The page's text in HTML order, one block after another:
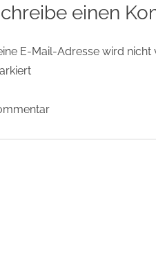
einen
E-Mail-Adresse wird nicht